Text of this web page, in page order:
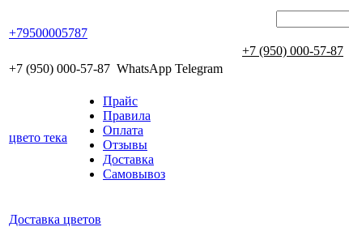
+79500005787
+7 (950) 000-57-87
+7 (950) 000-57-87 WhatsApp Telegram
цвето тека
Прайс
Правила
Оплата
Отзывы
Доставка
Самовывоз
Доставка цветов